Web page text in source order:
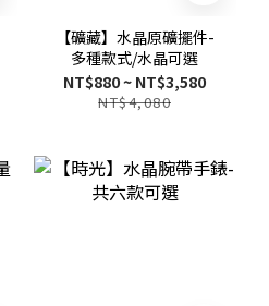
【礦藏】水晶原礦擺件-
多種款式/水晶可選
NT$880 ~ NT$3,580
NT$4,080